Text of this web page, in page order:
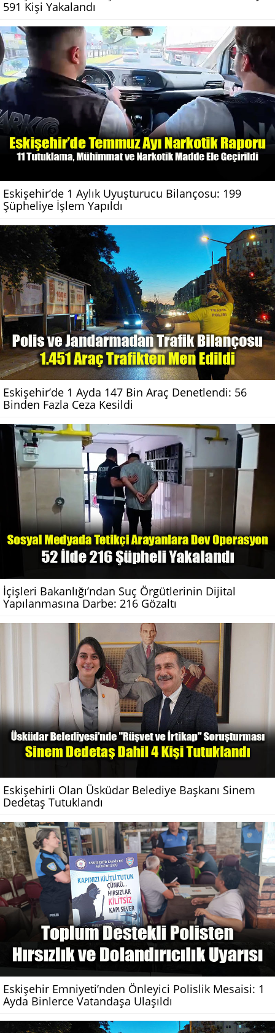
591 Kişi Yakalandı
Eskişehir’de 1 Aylık Uyuşturucu Bilançosu: 199
Şüpheliye İşlem Yapıldı
Eskişehir’de 1 Ayda 147 Bin Araç Denetlendi: 56
Binden Fazla Ceza Kesildi
İçişleri Bakanlığı’ndan Suç Örgütlerinin Dijital
Yapılanmasına Darbe: 216 Gözaltı
Eskişehirli Olan Üsküdar Belediye Başkanı Sinem
Dedetaş Tutuklandı
Eskişehir Emniyeti’nden Önleyici Polislik Mesaisi: 1
Ayda Binlerce Vatandaşa Ulaşıldı